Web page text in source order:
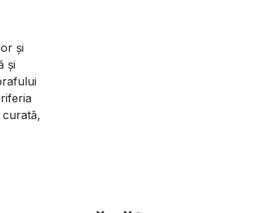
și
și
curată,